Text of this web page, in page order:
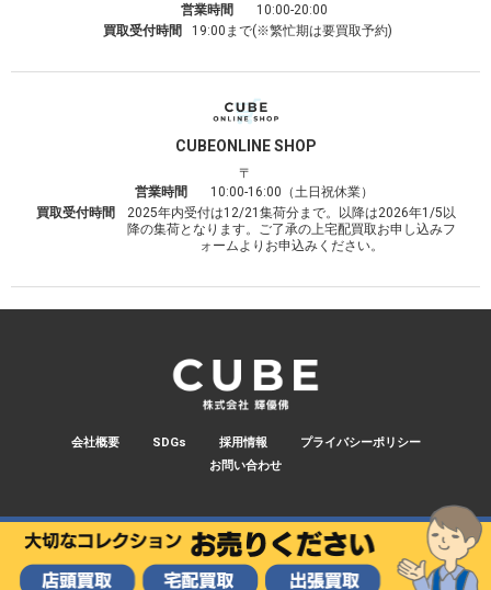
営業時間
10:00-20:00
買取受付時間
19:00まで(※繁忙期は要買取予約)
CUBEONLINE SHOP
〒
営業時間
10:00-16:00（土日祝休業）
買取受付時間
2025年内受付は12/21集荷分まで。以降は2026年1/5以
降の集荷となります。ご了承の上宅配買取お申し込みフ
ォームよりお申込みください。
会社概要 SDGs 採用情報
プライバシーポリシー
お問い合わせ
© 2026 CUBE.